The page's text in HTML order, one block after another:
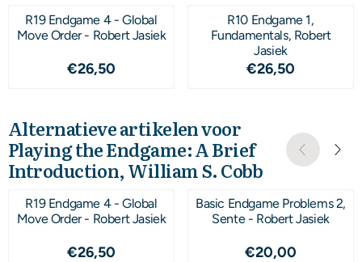
R19 Endgame 4 - Global
Move Order - Robert Jasiek
Prijs: 26,50
€26,50
R10 Endgame 1,
Fundamentals, Robert
Jasiek
Prijs: 26,50
€26,50
Alternatieve artikelen voor
Playing the Endgame: A Brief
Introduction, William S. Cobb
R19 Endgame 4 - Global
Move Order - Robert Jasiek
Prijs: 26,50
€26,50
Basic Endgame Problems 2,
Sente - Robert Jasiek
Prijs: 20,00
€20,00